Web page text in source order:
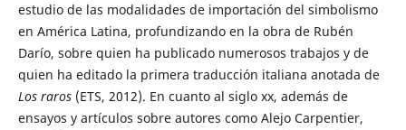
estudio de las modalidades de importación del simbolismo
en América Latina, profundizando en la obra de Rubén
Darío, sobre quien ha publicado numerosos trabajos y de
quien ha editado la primera traducción italiana anotada de
Los raros (ETS, 2012). En cuanto al siglo xx, además de
ensayos y artículos sobre autores como Alejo Carpentier,